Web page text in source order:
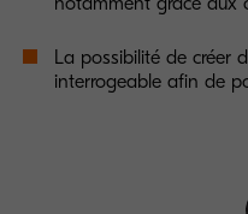
La possibilité de créer
interrogeable afin de